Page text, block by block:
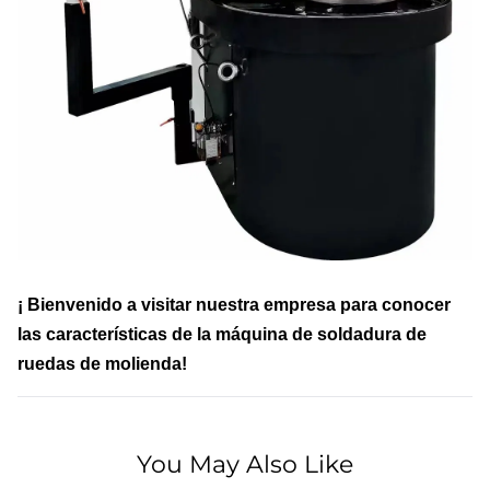
¡ Bienvenido a visitar nuestra empresa para conocer
las características de la máquina de soldadura de
ruedas de molienda!
You May Also Like